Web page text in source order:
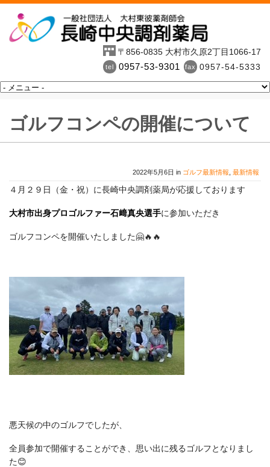
〒856-0835 大村市久原2丁目1066-17
tel 0957-53-9301 fax 0957-54-5333
ゴルフコンペの開催について
2022年5月6日 in ゴルフ最新情報 最新情報
４月２９日（金・祝）に長崎中央調剤薬局が応援しております
大村市出身プロゴルファー石﨑真央選手に参加いただき
ゴルフコンペを開催いたしました🤗🔥🔥
悪天候の中のゴルフでしたが、
全員参加で開催することができ、思い出に残るゴルフとなりまし
た😊